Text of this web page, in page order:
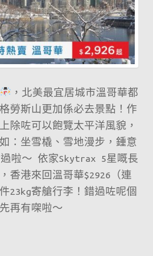
！
，北美最宜居城市溫哥華都
勞斯山更加係必去景點！作
除咗可以飽覽太平洋風貌，
：坐雪橇、雪地漫步，鍾意
啦～ 依家Skytrax 5星嘅長
香港來回溫哥華$2926（連
23kg寄艙行李！錯過咗呢個
再有㗎啦～